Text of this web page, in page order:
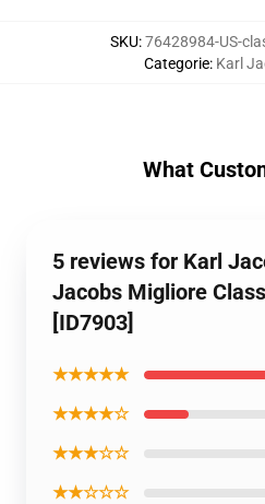
SKU:76428984-US-
Categorie: Karl
What
5 reviews for Karl
Jacobs Migliore
[ID7903]
★★★★★
★★★★☆
★★★☆☆
★★☆☆☆